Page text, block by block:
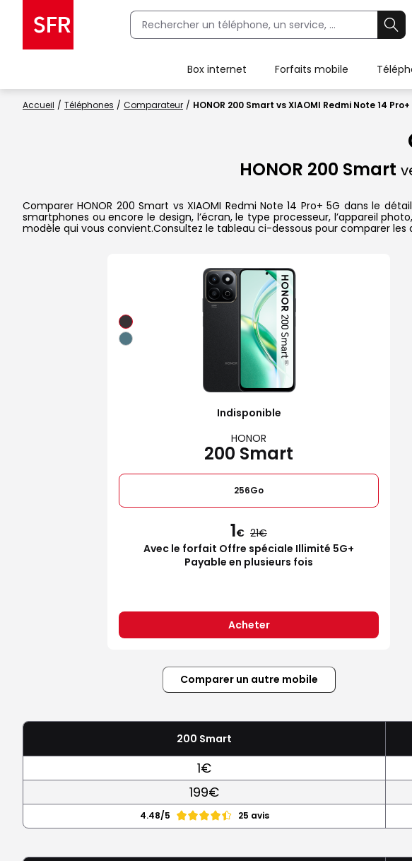
Box internet Forfaits mobile
Accueil Téléphones Comparateur HONOR 200 Smart vs XIAOMI Redmi Note 14 Pro+
HONOR 200 Smart
Comparer HONOR 200 Smart vs XIAOMI Redmi Note 14 Pro+ 5G dans le
smartphones ou encore le design, l’écran, le type processeur, l’appareil
modèle qui vous convient.Consultez le tableau ci-dessous pour comparer les
Indisponible
HONOR
200 Smart
256Go
1€ 21
Avec le forfait Offre spéciale Illimité 5G+
Payable en plusieurs fois
Acheter
Comparer un autre mobile
200 Smart
1€
199€
4.48/5 25 avis